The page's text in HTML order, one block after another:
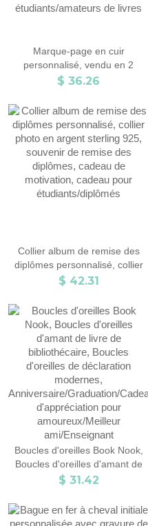
Marque-page en cuir
personnalisé, vendu en 2
pièces, cadeau en cuir
cadeau d'anniversaire, cadeaux
de voyage/obtention du
diplôme, cadeau pour
étudiants/amateurs de livres
$ 36.26
Collier album de remise des
diplômes personnalisé, collier
photo en argent sterling 925,
diplômes, cadeau de
motivation, cadeau pour
étudiants/diplômés
$ 42.31
Boucles d'oreilles Book Nook,
Boucles d'oreilles d'amant de
livre de bibliothécaire, Boucles
modernes,
Anniversaire/Graduation/Cadeau
$ 31.42